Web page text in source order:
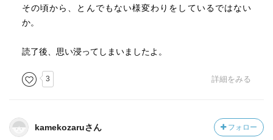
その頃から、とんでもない様変わりをしているではない
か。
読了後、思い浸ってしまいましたよ。
3 詳細をみる
kamekozaruさん フォロー